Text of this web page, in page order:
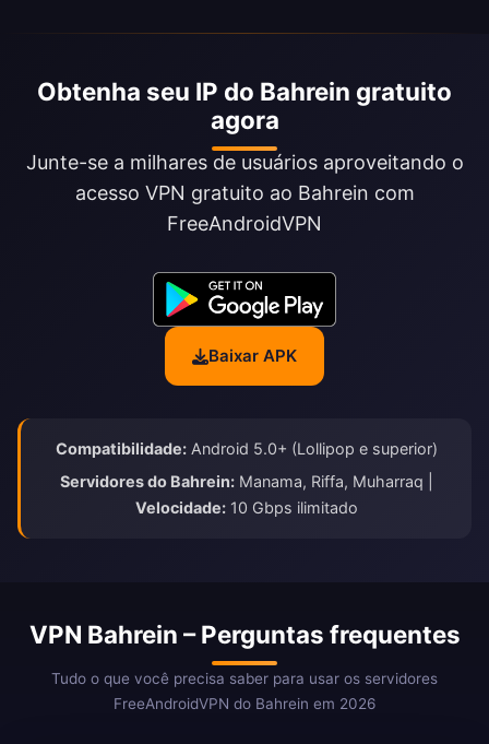
Obtenha seu IP do Bahrein gratuito
agora
Junte-se a milhares de usuários aproveitando o
acesso VPN gratuito ao Bahrein com
FreeAndroidVPN
Baixar APK
Compatibilidade:Android 5.0+ (Lollipop e superior)
Servidores do Bahrein:Manama, Riffa, Muharraq |
Velocidade:10 Gbps ilimitado
VPN Bahrein – Perguntas frequentes
Tudo o que você precisa saber para usar os servidores
FreeAndroidVPN do Bahrein em 2026